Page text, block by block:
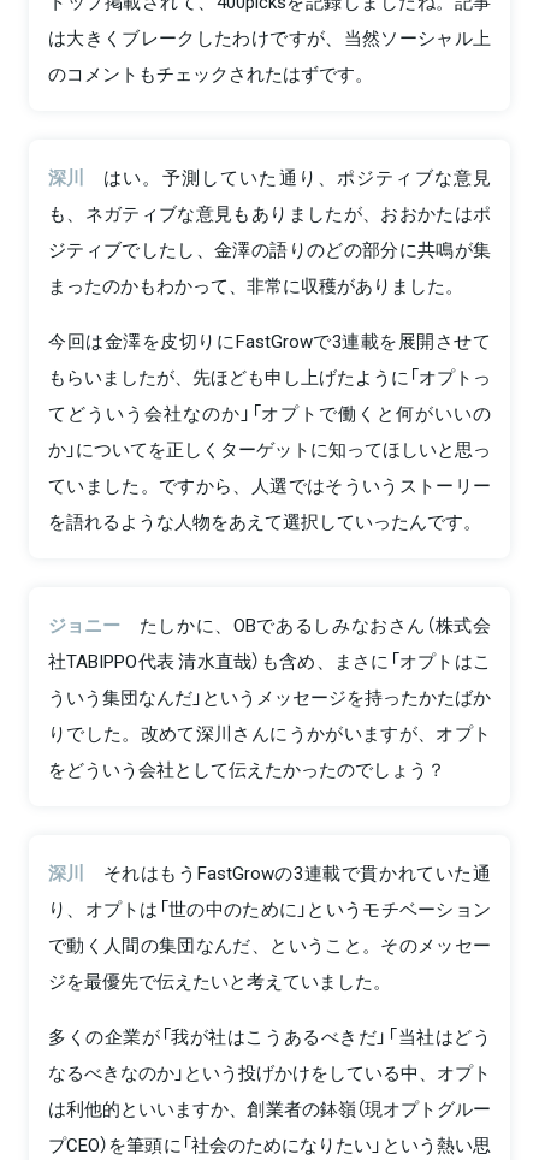
は大きくブレークしたわけですが、当然ソーシャル上
のコメントもチェックされたはずです。
深川
はい。予測していた通り、ポジティブな意見
も、ネガティブな意見もありましたが、おおかたはポ
ジティブでしたし、金澤の語りのどの部分に共鳴が集
まったのかもわかって、非常に収穫がありました。
今回は金澤を皮切りにFastGrowで3連載を展開させて
もらいましたが、先ほども申し上げたように「オプトっ
てどういう会社なのか」「オプトで働くと何がいいの
か」についてを正しくターゲットに知ってほしいと思っ
ていました。ですから、人選ではそういうストーリー
を語れるような人物をあえて選択していったんです。
ジョニー
たしかに、OBであるしみなおさん（株式会
社TABIPPO代表 清水直哉）も含め、まさに「オプトはこ
ういう集団なんだ」というメッセージを持ったかたばか
りでした。改めて深川さんにうかがいますが、オプト
をどういう会社として伝えたかったのでしょう？
深川
それはもうFastGrowの3連載で貫かれていた通
り、オプトは「世の中のために」というモチベーション
で動く人間の集団なんだ、ということ。そのメッセー
ジを最優先で伝えたいと考えていました。
多くの企業が「我が社はこうあるべきだ」「当社はどう
なるべきなのか」という投げかけをしている中、オプト
は利他的といいますか、創業者の鉢嶺（現オプトグルー
プCEO）を筆頭に「社会のためになりたい」という熱い思